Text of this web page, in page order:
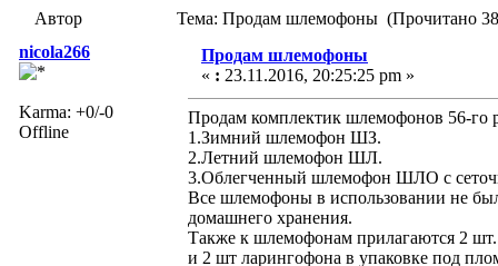
Автор
Тема: Продам шлемофоны (Прочитано
nicola266
Karma: +0/-0
Offline
Продам шлемофоны
« : 23.11.2016, 20:25:25 pm »
Продам комплектик шлемофонов 56-го
1.Зимний шлемофон ШЗ.
2.Летний шлемофон ШЛ.
3.Облегченный шлемофон ШЛО с
Все шлемофоны в использовании не
домашнего хранения.
Также к шлемофонам прилагаются 2
и 2 шт ларингофона в упаковке под